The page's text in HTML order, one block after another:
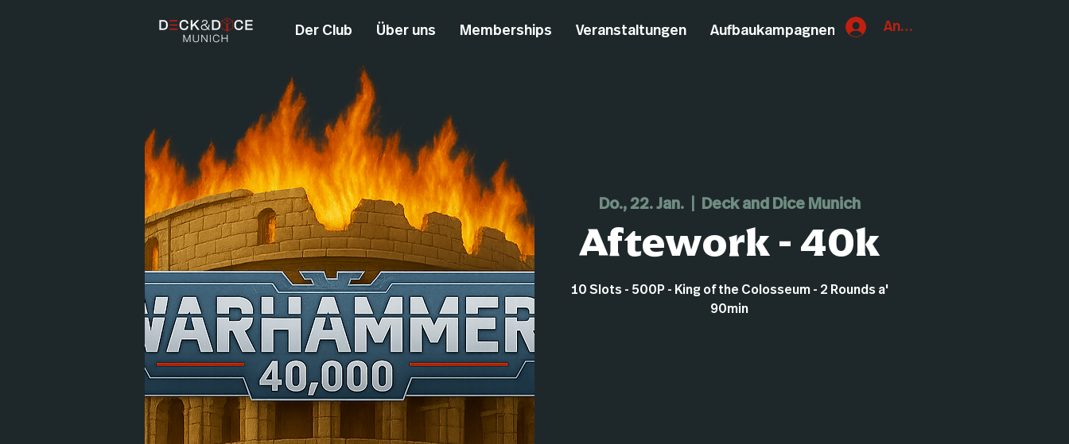
Der Club Über uns Memberships Veranstaltungen Aufbaukampagnen Anmelden
Do., 22. Jan.
  |
Deck and Dice Munich
Aftework - 40k
10 Slots - 500P - King of the Colosseum - 2 Rounds a'
90min